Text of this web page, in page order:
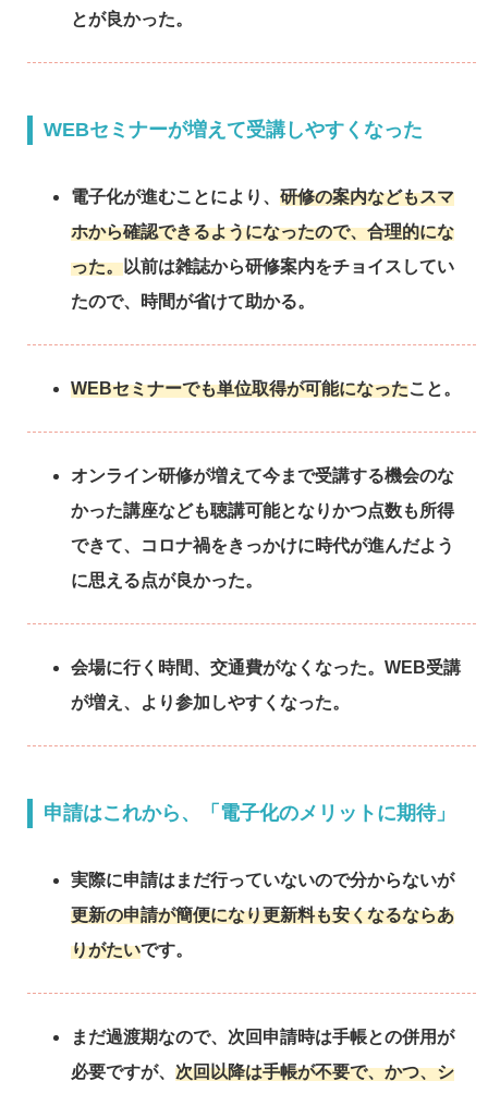
とが良かった。
WEBセミナーが増えて受講しやすくなった
電子化が進むことにより、 研修の案内などもスマ
ホから確認できるようになったので、合理的にな
った。以前は雑誌から研修案内をチョイスしてい
たので、時間が省けて助かる。
WEBセミナーでも単位取得が可能になったこと。
オンライン研修が増えて今まで受講する機会のな
かった講座なども聴講可能となりかつ点数も所得
できて、コロナ禍をきっかけに時代が進んだよう
に思える点が良かった。
会場に行く時間、交通費がなくなった。WEB受講
が増え、より参加しやすくなった。
申請はこれから、「電子化のメリットに期待」
実際に申請はまだ行っていないので分からないが
更新の申請が簡便になり更新料も安くなるならあ
りがたいです。
まだ過渡期なので、次回申請時は手帳との併用が
必要ですが、 次回以降は手帳が不要で、かつ、シ